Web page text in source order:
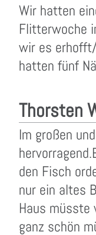
Wir hatten
Flitterwoche
wir es
hatten fünf
Thorsten
Im großen
den Fisch
nur ein altes
Haus
ganz schön